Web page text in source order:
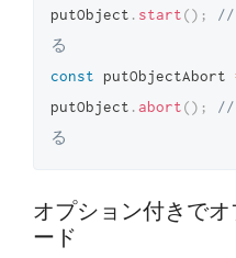
putObject . start() ;
//
る
const putObjectAbort
putObject .abort() ;
//
る
オプション付きで
ード